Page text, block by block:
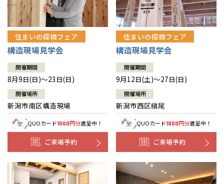
住まいの探検フェア
構造現場見学会
開催期間
8月9日(日)～23日(日)
開催場所
新潟市南区構造現場
QUOカード1000円分進呈中！
ご来場予約
住まいの探検フェア
構造現場見学会
開催期間
9月12日(土)～27日(日)
開催場所
新潟市西区槇尾
QUOカード1000円分進呈中！
ご来場予約